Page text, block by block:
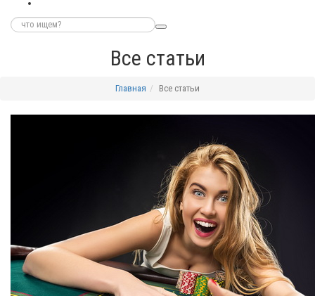
Все статьи
Главная Все статьи